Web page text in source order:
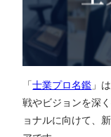
「士業プロ名鑑 」
戦やビジョンを深
ョナルに向けて、